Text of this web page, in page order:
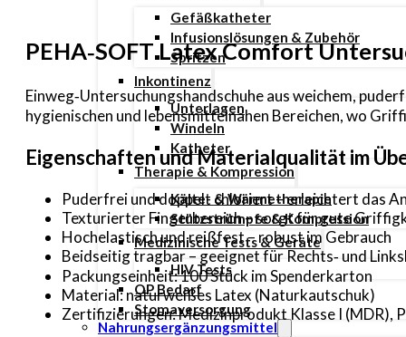
Gefäßkatheter
Infusionslösungen & Zubehör
Spritzen
Inkontinenz
Unterlagen
Windeln
Katheter
Therapie & Kompression
Kälte- & Wärmetherapie
Stützstrümpfe & Kompression
Medizinische Tests & Geräte
HIV Tests
OP Bedarf
Stomaversorgung
Nahrungsergänzungsmittel
PEHA‑SOFT Latex Comfort
Einweg‑Untersuchungshandschuhe aus weichem,
hygienischen und lebensmittelnahen Bereichen, wo
Eigenschaften und Materialqualität im
Puderfrei und doppelt chloriert – erleichtert das
Texturierter Fingerbereich – sorgt für gute
Hochelastisch und reißfest – robust im Gebrauch
Beidseitig tragbar – geeignet für Rechts‑ und
Packungseinheit: 100 Stück im Spenderkarton
Material: naturweißes Latex (Naturkautschuk)
Zertifizierungen: Medizinprodukt Klasse I (MDR),